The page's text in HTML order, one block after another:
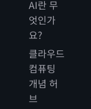
AI란 무
엇인가
요?
클라우드
컴퓨팅
개념 허
브